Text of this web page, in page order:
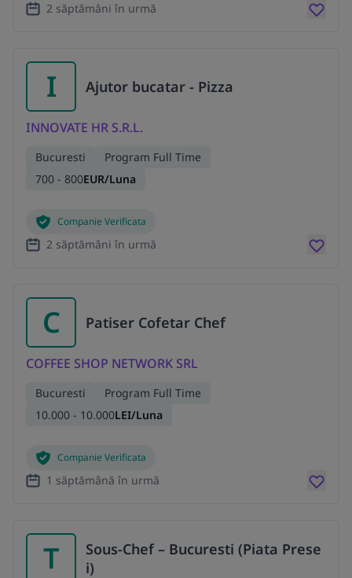
2 săptămâni în urmă
I Ajutor bucatar - Pizza
INNOVATE HR S.R.L.
Bucuresti
Program Full Time
700 - 800EUR/Luna
Companie Verificata
2 săptămâni în urmă
C Patiser Cofetar Chef
COFFEE SHOP NETWORK SRL
Bucuresti
Program Full Time
10.000 - 10.000LEI/Luna
Companie Verificata
1 săptămână în urmă
T
Sous-Chef – Bucuresti (Piata Prese
i)